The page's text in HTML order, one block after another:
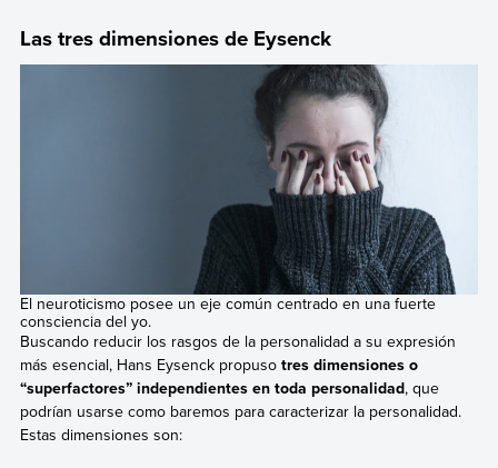
Las tres dimensiones de Eysenck
El neuroticismo posee un eje común centrado en una fuerte
consciencia del yo.
Buscando reducir los rasgos de la personalidad a su expresión
más esencial, Hans Eysenck propuso tres dimensiones o
“superfactores” independientes en toda personalidad, que
podrían usarse como baremos para caracterizar la personalidad.
Estas dimensiones son: